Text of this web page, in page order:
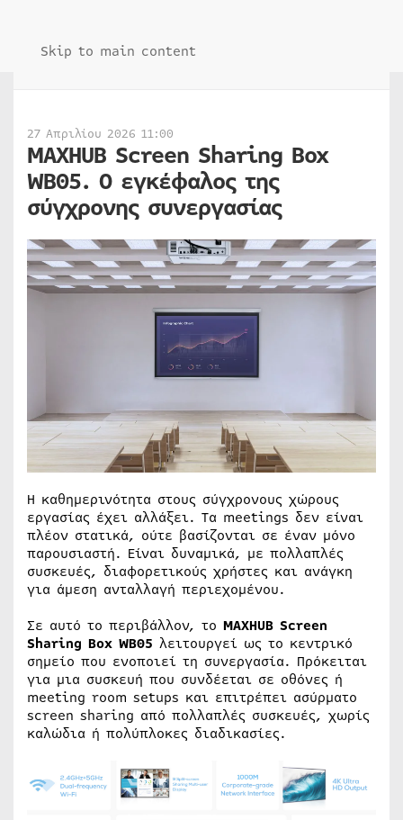
Skip to main content
27 Απριλίου 2026 11:00
MAXHUB Screen Sharing Box
WB05. Ο εγκέφαλος της
σύγχρονης συνεργασίας
Η καθημερινότητα στους σύγχρονους χώρους
εργασίας έχει αλλάξει. Τα meetings δεν είναι
πλέον στατικά, ούτε βασίζονται σε έναν μόνο
παρουσιαστή. Είναι δυναμικά, με πολλαπλές
συσκευές, διαφορετικούς χρήστες και ανάγκη
για άμεση ανταλλαγή περιεχομένου.
Σε αυτό το περιβάλλον, το MAXHUB Screen
Sharing Box WB05 λειτουργεί ως το κεντρικό
σημείο που ενοποιεί τη συνεργασία. Πρόκειται
για μια συσκευή που συνδέεται σε οθόνες ή
meeting room setups και επιτρέπει ασύρματο
screen sharing από πολλαπλές συσκευές, χωρίς
καλώδια ή πολύπλοκες διαδικασίες.